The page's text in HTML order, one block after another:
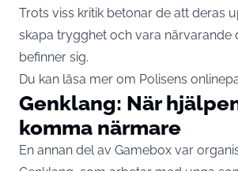
Trots viss kritik betonar de att deras
skapa trygghet och vara närvarande
befinner sig.
Du kan läsa mer om Polisens
Genklang: När
komma närmare
En annan del av Gamebox var